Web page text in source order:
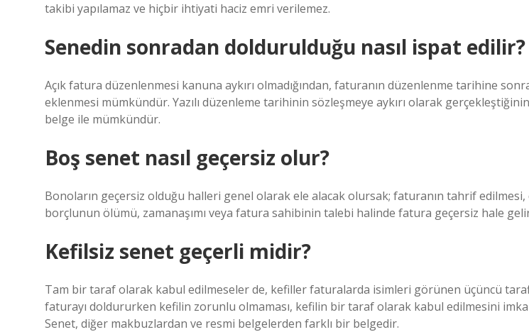
takibi yapılamaz ve hiçbir ihtiyati haciz emri verilemez.
Senedin sonradan doldurulduğu nasıl ispat edilir?
Açık fatura düzenlenmesi kanuna aykırı olmadığından, faturanın düzenlenme tarihine
eklenmesi mümkündür. Yazılı düzenleme tarihinin sözleşmeye aykırı olarak gerçekleştiğinin
belge ile mümkündür.
Boş senet nasıl geçersiz olur?
Bonoların geçersiz olduğu halleri genel olarak ele alacak olursak; faturanın tahrif edilmesi,
borçlunun ölümü, zamanaşımı veya fatura sahibinin talebi halinde fatura geçersiz hale
Kefilsiz senet geçerli midir?
Tam bir taraf olarak kabul edilmeseler de, kefiller faturalarda isimleri görünen üçüncü
faturayı doldururken kefilin zorunlu olmaması, kefilin bir taraf olarak kabul edilmesini
Senet, diğer makbuzlardan ve resmi belgelerden farklı bir belgedir.